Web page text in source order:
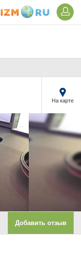
На карте
Добавить отзыв